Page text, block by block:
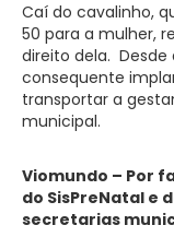
Caí do cavalinho,
50 para a mulher,
direito dela. Desde
consequente
transportar a
municipal.
Viomundo – Por
do SisPreNatal e
secretarias